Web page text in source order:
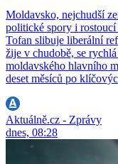
Moldavsko, nejchudší
politické spory i
Tofan slibuje liberální
žije v chudobě, se
moldavského hlavního
deset měsíců po
Aktuálně.cz - Zprávy
dnes, 08:28